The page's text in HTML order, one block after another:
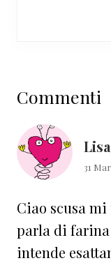
del
lettore
Commenti
Lisa
31
Ciao scusa
parla di farina
intende